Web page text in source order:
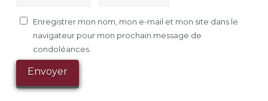
Enregistrer mon nom, mon e-mail et mon site dans le
navigateur pour mon prochain message de
condoléances.